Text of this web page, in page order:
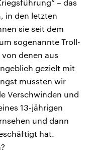
– das
in den letzten
sie seit dem
sogenannte Troll-
denen aus
gezielt mit
mussten wir
Verschwinden und
13-jährigen
und dann
hat.